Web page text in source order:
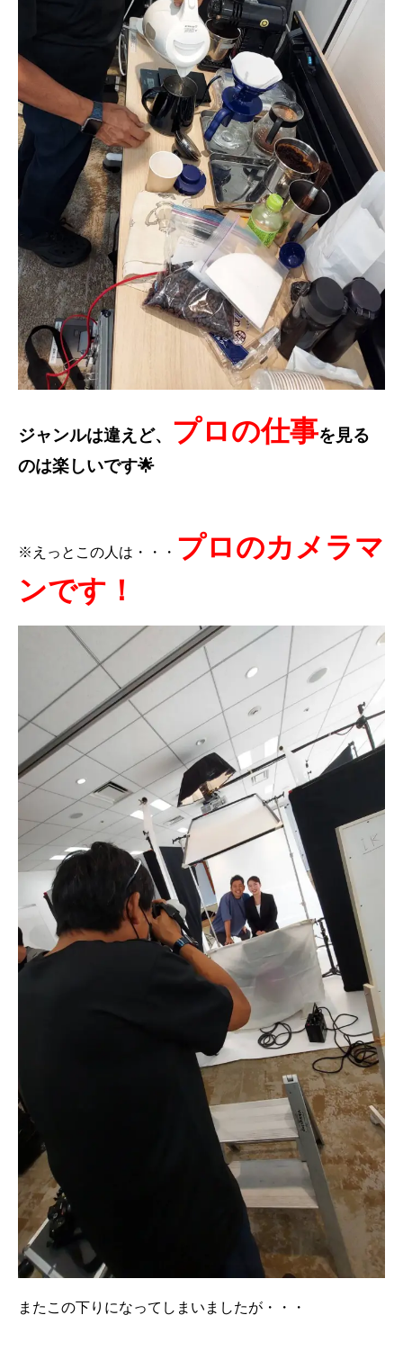
ジャンルは違えど、 プロの仕事を見る
のは楽しいです🌟
※えっとこの人は・・・ プロのカメラマ
ンです！
またこの下りになってしまいましたが・・・